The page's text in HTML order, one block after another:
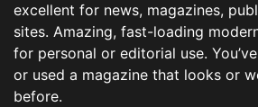
excellent for news, magazines,
sites. Amazing, fast-loading
for personal or editorial use.
or used a magazine that looks or
before.